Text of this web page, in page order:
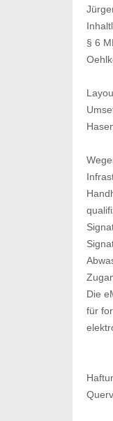
§ 6
Die
für